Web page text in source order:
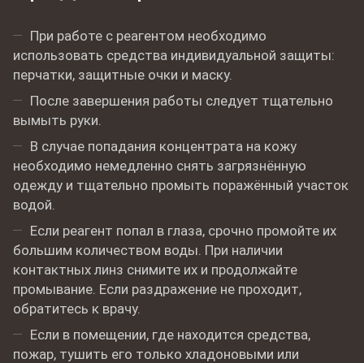
При работе с реагентом необходимо
использовать средства индивидуальной защиты:
перчатки, защитные очки и маску.
После завершения работы следует тщательно
вымыть руки.
В случае попадания концентрата на кожу
необходимо немедленно снять загрязнённую
одежду и тщательно промыть поражённый участок
водой.
Если реагент попал в глаза, срочно промойте их
большим количеством воды. При наличии
контактных линз снимите их и продолжайте
промывание. Если раздражение не проходит,
обратитесь к врачу.
Если в помещении, где находится средства,
пожар, тушить его только хладоновыми или